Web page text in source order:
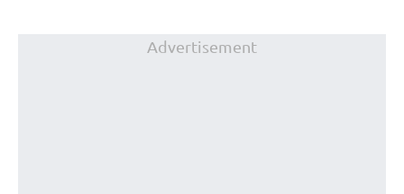
Advertisement